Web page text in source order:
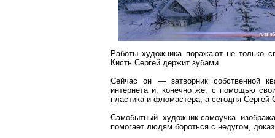
Работы художника поражают не только
Кисть Сергей держит зубами.
Сейчас он — затворник собственной
интернетаи, конечно же, с помощью
пластика и фломастера, а сегодня Сергей
Самобытный художник-самоучка
помогает людям бороться с недугом,